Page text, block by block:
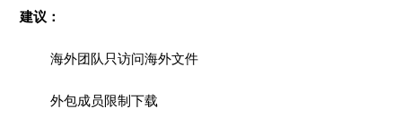
建议：
海外团队只访问海外文件
外包成员限制下载